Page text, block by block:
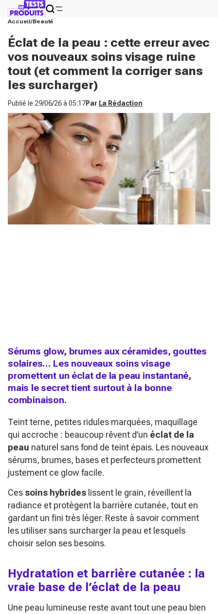
Accueil Beauté
Éclat de la peau : cette erreur avec
vos nouveaux soins visage ruine
tout (et comment la corriger sans
les surcharger)
Publié le 29/06/26 à 05:17Par La Rédaction
Sérums glow, brumes aux céramides, gouttes
solaires… Les nouveaux soins visage
promettent un éclat de la peau instantané,
mais le secret tient surtout à la bonne
combinaison.
Teint terne, petites ridules marquées, maquillage
qui accroche : beaucoup rêvent d’un éclat de la
peau naturel sans fond de teint épais. Les nouveaux
sérums, brumes, bases et perfecteurs promettent
justement ce glow facile.
Ces soins hybrides lissent le grain, réveillent la
radiance et protègent la barrière cutanée, tout en
gardant un fini très léger. Reste à savoir comment
les utiliser sans surcharger la peau et lesquels
choisir selon ses besoins.
Hydratation et barrière cutanée : la
vraie base de l’éclat de la peau
Une peau lumineuse reste avant tout une peau bien